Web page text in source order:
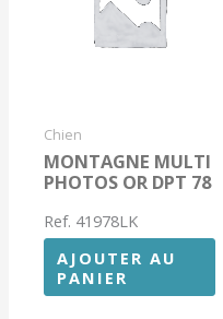
Chien
MONTAGNE MULTI
PHOTOS OR DPT 78
Ref. 41978LK
AJOUTER AU
PANIER